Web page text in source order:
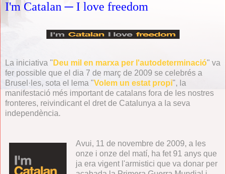
I'm Catalan ─ I love freedom
La iniciativa " Deu mil en marxa per l'autodeterminació" va
fer possible que el dia 7 de març de 2009 se celebrés a
Brusel·les, sota el lema "Volem un estat propi", la
manifestació més important de catalans fora de les nostres
fronteres, reivindicant el dret de Catalunya a la seva
independència.
Avui, 11 de novembre de 2009, a les
onze i onze del matí, ha fet 91 anys que
ja era vigent l'armistici que va donar per